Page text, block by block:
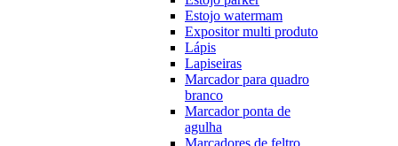
Estojo watermam
Expositor multi produto
Lápis
Lapiseiras
Marcador para quadro
branco
Marcador ponta de
agulha
Marcadores de feltro